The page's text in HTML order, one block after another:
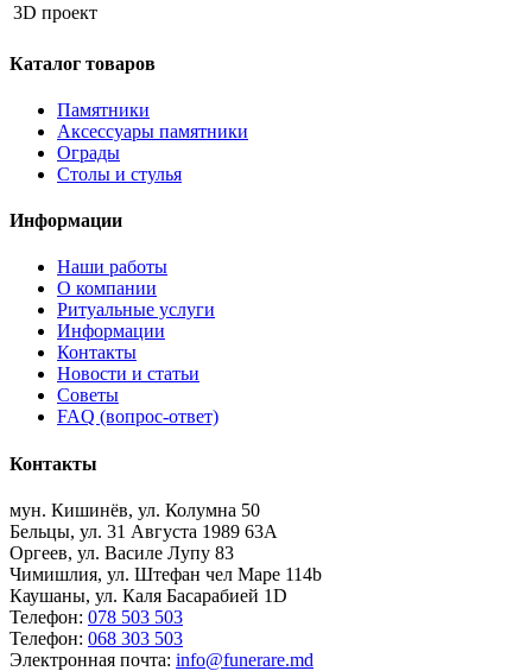
3D проект
Каталог товаров
Памятники
Аксессуары памятники
Ограды
Столы и стулья
Информации
Наши работы
О компании
Ритуальные услуги
Информации
Контакты
Новости и статьи
Советы
FAQ (вопрос-ответ)
Контакты
мун. Кишинёв, ул. Колумна 50
Бельцы, ул. 31 Августа 1989 63А
Оргеев, ул. Василе Лупу 83
Чимишлия, ул. Штефан чел Маре 114b
Каушаны, ул. Каля Басарабией 1D
Телефон: 078 503 503
Телефон: 068 303 503
Электронная почта: info@funerare.md